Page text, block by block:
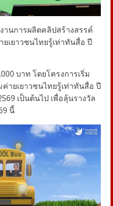
านการผลิตคลิปสร้างสรรค์
เยาวชนไทยรู้เท่าทันสื่อ ปี
บาท โดยโครงการเริ่ม
ายเยาวชนไทยรู้เท่าทันสื่อ ปี
เป็นต้นไป เพื่อลุ้นรางวัล
นี้